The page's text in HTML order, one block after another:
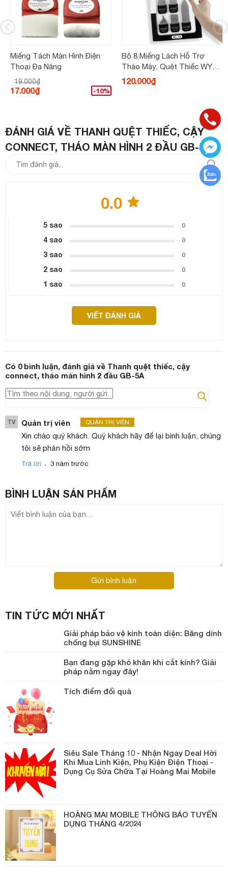
Miếng Tách Màn Hình Điện
Thoại Đa Năng
19.000₫
17.000₫ -10%
Bộ 8 Miếng Lách Hỗ Trợ
Tháo Máy, Quệt Thiếc WYLIE
WL-3A
120.000₫
ĐÁNH GIÁ VỀ THANH QUỆT THIẾC, CẬY
CONNECT, THÁO MÀN HÌNH 2 ĐẦU GB-5A
0.0
5 sao 0
4 sao 0
3 sao 0
2 sao 0
1 sao 0
VIẾT ĐÁNH GIÁ
Có 0bình luận, đánh giá về Thanh quệt thiếc, cậy
connect, tháo màn hình 2 đầu GB-5A
TV Quản trị viên QUẢN TRỊ VIÊN
Xin chào quý khách. Quý khách hãy để lại bình luận, chúng
tôi sẽ phản hồi sớm
Trả lời . 3 năm trước
BÌNH LUẬN SẢN PHẨM
Gửi bình luận
TIN TỨC MỚI NHẤT
Giải pháp bảo vệ kính toàn diện: Băng dính
chống bụi SUNSHINE
Bạn đang gặp khó khăn khi cắt kính? Giải
pháp nằm ngay đây!
Tích điểm đổi quà
Siêu Sale Tháng 10 - Nhận Ngay Deal Hời
Khi Mua Linh Kiện, Phụ Kiện Điện Thoại -
Dụng Cụ Sửa Chữa Tại Hoàng Mai Mobile
HOÀNG MAI MOBILE THÔNG BÁO TUYỂN
DỤNG THÁNG 4/2024